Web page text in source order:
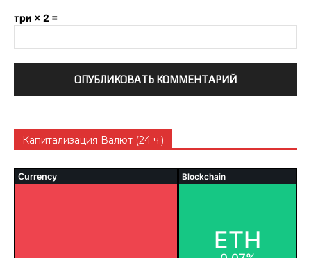
три × 2 =
Капитализация Валют (24 ч.)